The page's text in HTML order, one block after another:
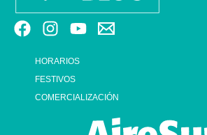
HORARIOS
FESTIVOS
COMERCIALIZACIÓN